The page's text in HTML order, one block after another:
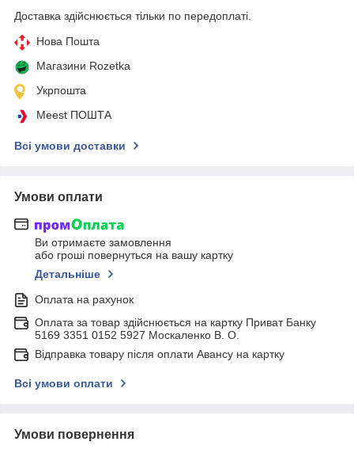
Доставка здійснюється тільки по передоплаті.
Нова Пошта
Магазини Rozetka
Укрпошта
Meest ПОШТА
Всі умови доставки
Умови оплати
Ви отримаєте замовлення
або гроші повернуться на вашу картку
Детальніше
Оплата на рахунок
Оплата за товар здійснюється на картку Приват Банку
5169 3351 0152 5927 Москаленко В. О.
Відправка товару після оплати Авансу на картку
Всі умови оплати
Умови повернення